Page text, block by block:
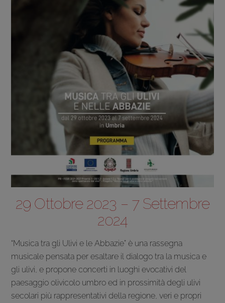
29 Ottobre 2023 – 7 Settembre
2024
“Musica tra gli Ulivi e le Abbazie” è una rassegna
musicale pensata per esaltare il dialogo tra la musica e
gli ulivi, e propone concerti in luoghi evocativi del
paesaggio olivicolo umbro ed in prossimità degli ulivi
secolari più rappresentativi della regione, veri e propri